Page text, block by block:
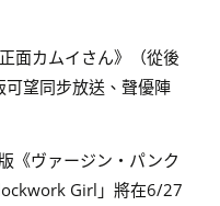
面カムイさん》（從後
望同步放送、聲優陣
《ヴァージン・パンク
Girl」將在6/27